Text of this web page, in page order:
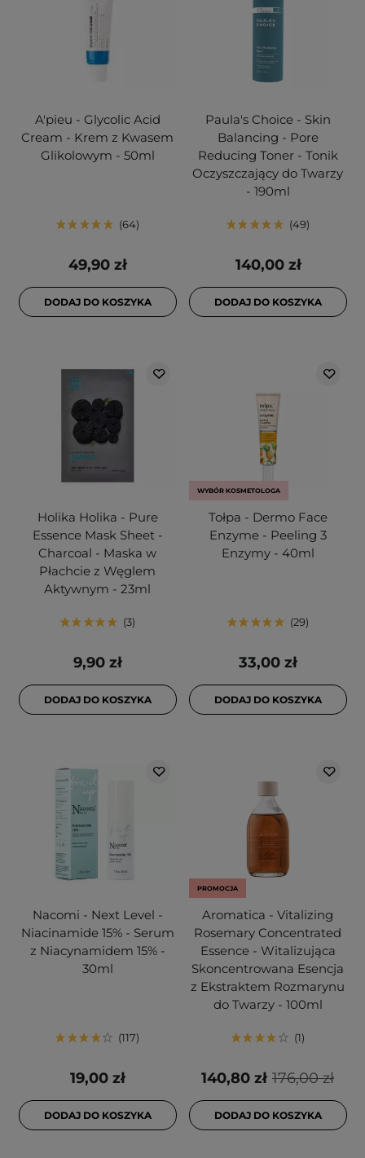
A'pieu - Glycolic Acid
Cream - Krem z Kwasem
Glikolowym - 50ml
64
49,90 zł
DODAJ DO KOSZYKA
Paula's Choice - Skin
Balancing - Pore
Reducing Toner - Tonik
Oczyszczający do Twarzy
- 190ml
49
140,00 zł
DODAJ DO KOSZYKA
Holika Holika - Pure
Essence Mask Sheet -
Charcoal - Maska w
Płachcie z Węglem
Aktywnym - 23ml
3
9,90 zł
DODAJ DO KOSZYKA
WYBÓR KOSMETOLOGA
Tołpa - Dermo Face
Enzyme - Peeling 3
Enzymy - 40ml
29
33,00 zł
DODAJ DO KOSZYKA
Nacomi - Next Level -
Niacinamide 15% - Serum
z Niacynamidem 15% -
30ml
117
19,00 zł
DODAJ DO KOSZYKA
PROMOCJA
Aromatica - Vitalizing
Rosemary Concentrated
Essence - Witalizująca
Skoncentrowana Esencja
z Ekstraktem Rozmarynu
do Twarzy - 100ml
1
176,00 zł
140,80 zł
DODAJ DO KOSZYKA